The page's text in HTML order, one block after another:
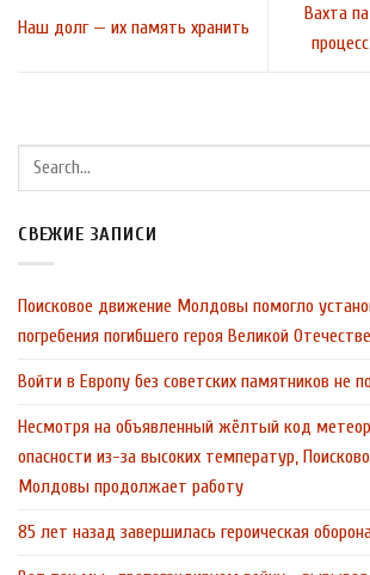
Наш долг — их память хранить
Вахта
СВЕЖИЕ ЗАПИСИ
Поисковое движение Молдовы помогло
погребения погибшего героя Великой
Войти в Европу без советских памятников не
Несмотря на объявленный жёлтый код
опасности из-за высоких температур,
Молдовы продолжает работу
85 лет назад завершилась героическая